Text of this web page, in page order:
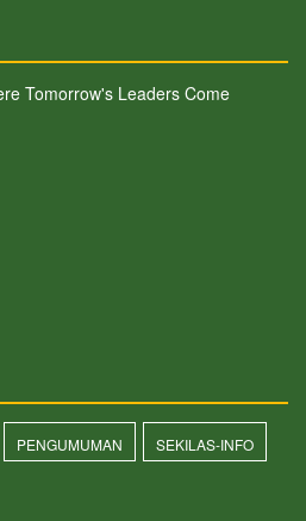
Tomorrow's Leaders Come
PENGUMUMAN SEKILAS-INFO